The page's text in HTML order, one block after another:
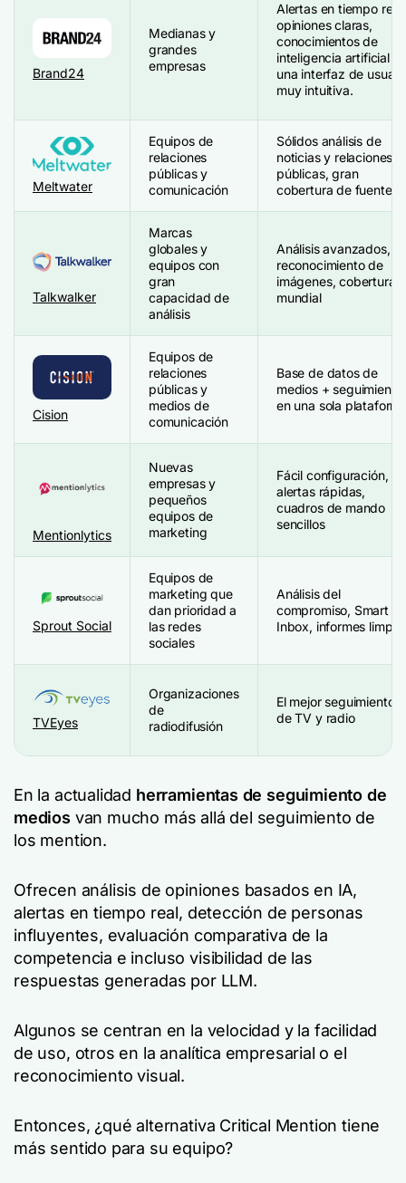
Brand24
Medianas y
grandes
empresas
Alertas en tiempo real,
opiniones claras,
conocimientos de
inteligencia artificial y
una interfaz de
muy intuitiva.
Meltwater
Equipos de
relaciones
públicas y
comunicación
Sólidos análisis de
noticias y relaciones
públicas, gran
cobertura de fuentes
Talkwalker
Marcas
globales y
equipos con
gran
capacidad de
análisis
Análisis avanzados,
reconocimiento de
imágenes, cobertura
mundial
Cision
Equipos de
relaciones
públicas y
medios de
comunicación
Base de datos de
medios + seguimiento
en una sola
Mentionlytics
Nuevas
empresas y
pequeños
equipos de
marketing
Fácil configuración,
alertas rápidas,
cuadros de mando
sencillos
Sprout Social
Equipos de
marketing que
dan prioridad a
las redes
sociales
Análisis del
compromiso, Smart
Inbox, informes
TVEyes
Organizaciones
de
radiodifusión
El mejor seguimiento
de TV y radio
En la actualidad herramientas de seguimiento de
medios van mucho más allá del seguimiento de
los mention.
Ofrecen análisis de opiniones basados en IA,
alertas en tiempo real, detección de personas
influyentes, evaluación comparativa de la
competencia e incluso visibilidad de las
respuestas generadas por LLM.
Algunos se centran en la velocidad y la facilidad
de uso, otros en la analítica empresarial o el
reconocimiento visual.
Entonces, ¿qué alternativa Critical Mention tiene
más sentido para su equipo?